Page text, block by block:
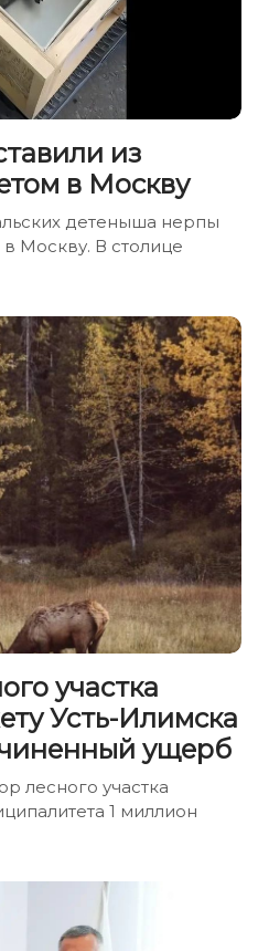
из
в Москву
детеныша нерпы
Москву. В столице
участка
Усть-Илимска
ущерб
лесного участка
1 миллион